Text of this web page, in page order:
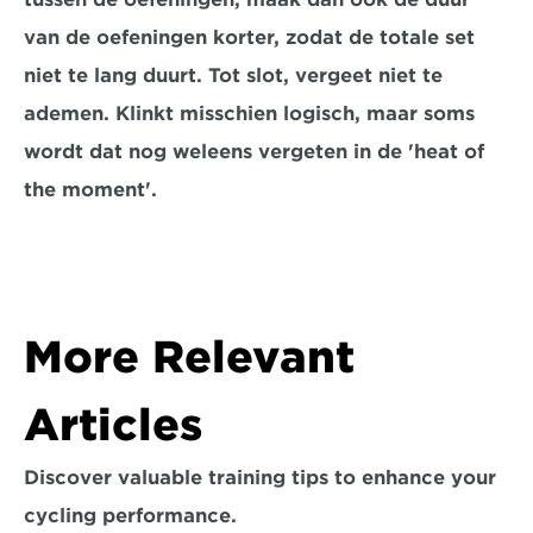
van de oefeningen korter, zodat de totale set
niet te lang duurt. Tot slot, vergeet niet te
ademen. Klinkt misschien logisch, maar soms
wordt dat nog weleens vergeten in de 'heat of
the moment'.
More Relevant
Articles
Discover valuable training tips to enhance your
cycling performance.